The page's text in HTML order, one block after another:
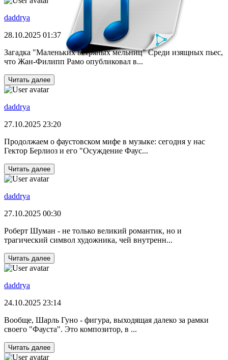
daddrya
28.10.2025 01:37
Загадка "Маленьких ветряных мельниц" Среди изящных пьес,
что Жан-Филипп Рамо опубликовал в...
Читать далее
daddrya
27.10.2025 23:20
Продолжаем о фаустовском мифе в музыке: сегодня у нас
Гектор Берлиоз и его "Осуждение Фаус...
Читать далее
daddrya
27.10.2025 00:30
Роберт Шуман - не только великий романтик, но и
трагический символ художника, чей внутренн...
Читать далее
daddrya
24.10.2025 23:14
Вообще, Шарль Гуно - фигура, выходящая далеко за рамки
своего "Фауста". Это композитор, в ...
Читать далее